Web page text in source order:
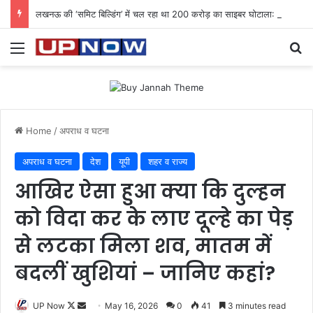
Menu
Home /अपराध व घटना
अपराध व घटना देश यूपी शहर व राज्य
आखिर ऐसा हुआ क्या कि दुल्हन
को विदा कर के लाए दूल्हे का पेड़
से लटका मिला शव, मातम में
बदलीं खुशियां – जानिए कहां?
UP Now
Follow
Send May 16, 2026 0 41 3 minutes read